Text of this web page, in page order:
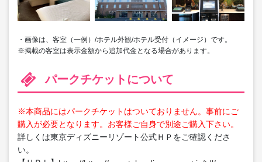
・画像は、客室（一例）/ホテル外観/ホテル受付（イメージ）です。
※掲載の客室は表示金額から追加代金となる場合があります。
パークチケットについて
※本商品にはパークチケットはついておりません。事前にご
購入が必要となります。お客様ご自身で別途ご購入下さい。
詳しくは東京ディズニーリゾート公式ＨＰをご確認くださ
い。